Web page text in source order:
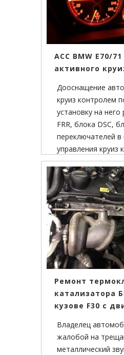
ACC BMW E70/
активного
Дооснащение
круиз контролем
установку на
FRR, блока DSC,
переключателей в
управления круиз
Ремонт
катализатора
кузове F30 с
Владелец
жалобой на
металлический